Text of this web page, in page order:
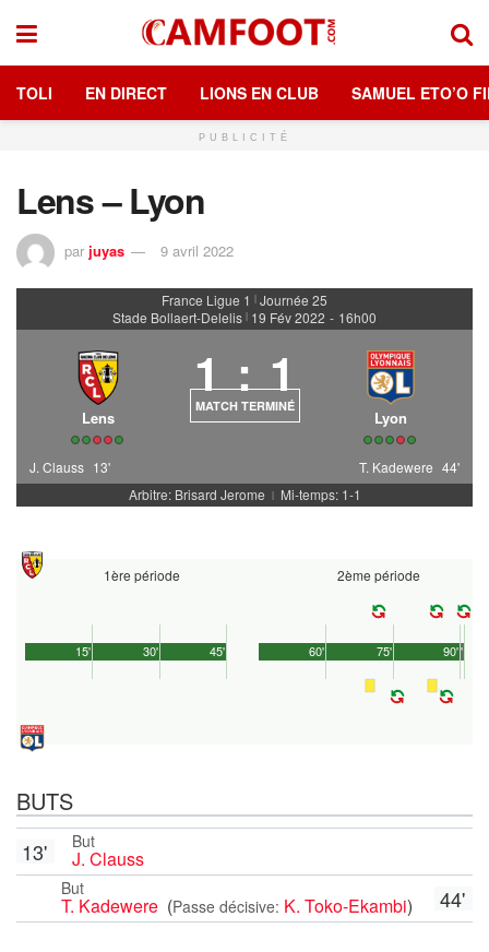
TOLI EN DIRECT LIONS EN CLUB SAMUEL ETO’O
PUBLICITÉ
Lens – Lyon
par juyas 9 avril 2022
France Ligue 1 | Journée 25
Stade Bollaert-Delelis | 19 Fév 2022 - 16h00
Lens
1 : 1
MATCH TERMINÉ
Lyon
J. Clauss 13' T. Kadewere 44'
Arbitre: Brisard Jerome
| Mi-temps: 1-1
1ère période
45'
15' 30'
2ème période
90'
60' 75' 1'
BUTS
But
J. Clauss
13'
44'
But
T. Kadewere (Passe décisive: K. Toko-Ekambi)